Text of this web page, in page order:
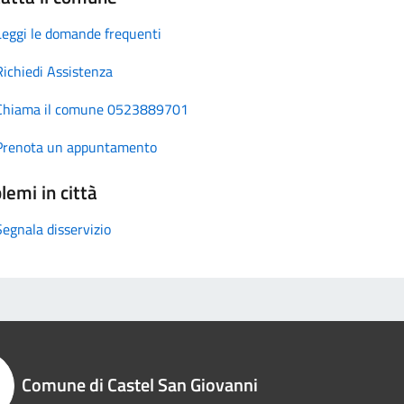
le domande frequenti
Assistenza
il comune 0523889701
un appuntamento
in città
disservizio
Comune di Castel San Giovanni